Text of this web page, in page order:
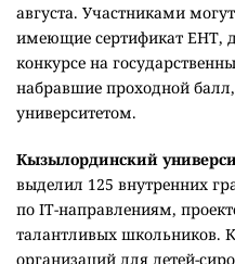
августа. Участниками
имеющие сертификат ЕНТ,
конкурсе на
набравшие проходной
университетом.
Кызылординский
выделил 125 внутренних
по IT-направлениям,
талантливых школьников.
организаций для детей-